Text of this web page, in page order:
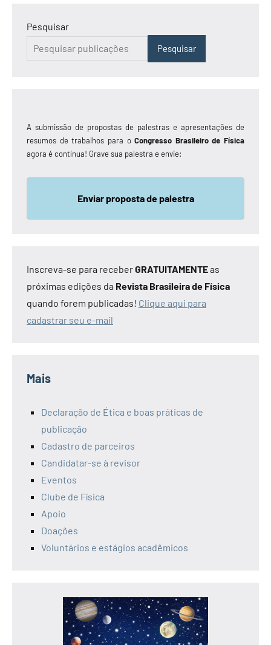
Pesquisar
Pesquisar
A submissão de propostas de palestras e apresentações de
resumos de trabalhos para oCongresso Brasileiro de Física
agora é contínua! Grave sua palestra e envie:
Enviar proposta de palestra
Inscreva-se para receberGRATUITAMENTEas
próximas edições da Revista Brasileira de Física
quando forem publicadas! Clique aqui para
cadastrar seu e-mail
Mais
Declaração de Ética e boas práticas de
publicação
Cadastro de parceiros
Candidatar-se à revisor
Eventos
Clube de Física
Apoio
Doações
Voluntários e estágios acadêmicos